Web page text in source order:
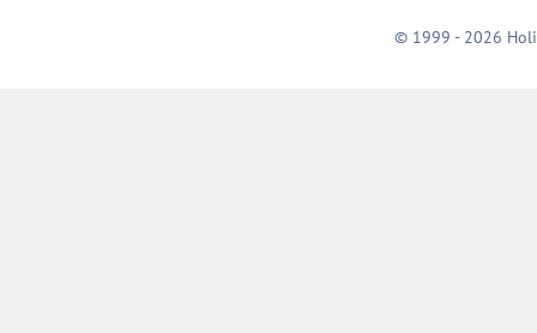
© 1999 - 2026